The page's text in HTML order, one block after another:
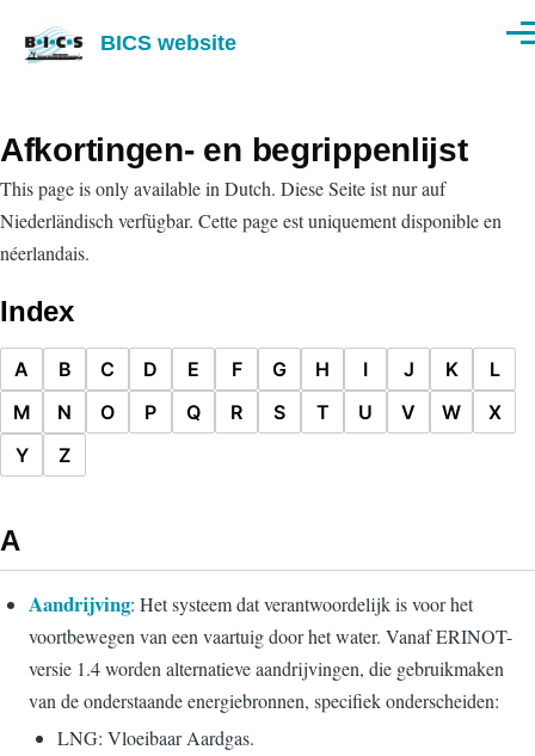
BICS website
Afkortingen- en begrippenlijst
This page is only available in Dutch. Diese Seite ist nur auf
Niederländisch verfügbar. Cette page est uniquement disponible en
néerlandais.
Index
A B C D E F G H I J K
L
M
N O P Q R S T U V W
X
Y
Z
A
Aandrijving: Het systeem dat verantwoordelijk is voor het
voortbewegen van een vaartuig door het water. Vanaf ERINOT-
versie 1.4 worden alternatieve aandrijvingen, die gebruikmaken
van de onderstaande energiebronnen, specifiek onderscheiden:
LNG: Vloeibaar Aardgas.